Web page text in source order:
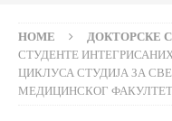
HOME ДОКТОРСКЕ
СТУДЕНТЕ
ЦИКЛУСА СТУДИЈА ЗА
МЕДИЦИНСКОГ